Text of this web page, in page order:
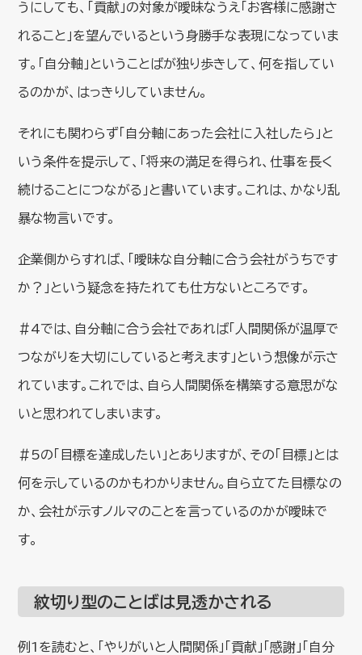
うにしても、「貢献」の対象が曖昧なうえ「お客様に感謝さ
れること」を望んでいるという身勝手な表現になっていま
す。「自分軸」ということばが独り歩きして、何を指してい
るのかが、はっきりしていません。
それにも関わらず「自分軸にあった会社に入社したら」と
いう条件を提示して、「将来の満足を得られ、仕事を長く
続けることにつながる」と書いています。これは、かなり乱
暴な物言いです。
企業側からすれば、「曖昧な自分軸に合う会社がうちです
か？」という疑念を持たれても仕方ないところです。
＃4では、自分軸に合う会社であれば「人間関係が温厚で
つながりを大切にしていると考えます」という想像が示さ
れています。これでは、自ら人間関係を構築する意思がな
いと思われてしまいます。
＃5の「目標を達成したい」とありますが、その「目標」とは
何を示しているのかもわかりません。自ら立てた目標なの
か、会社が示すノルマのことを言っているのかが曖昧で
す。
紋切り型のことばは見透かされる
例1を読むと、「やりがいと人間関係」「貢献」「感謝」「自分